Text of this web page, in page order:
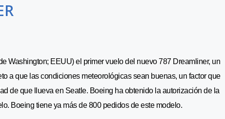
Washington; EEUU) el primer vuelo del nuevo 787 Dreamliner, un
a que las condiciones meteorológicas sean buenas, un factor que
de que llueva en Seatle. Boeing ha obtenido la autorización de la
Boeing tiene ya más de 800 pedidos de este modelo.